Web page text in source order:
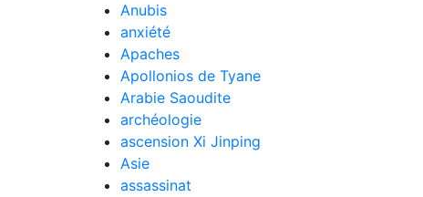
Anubis
anxiété
Apaches
Apollonios de Tyane
Arabie Saoudite
archéologie
ascension Xi Jinping
Asie
assassinat